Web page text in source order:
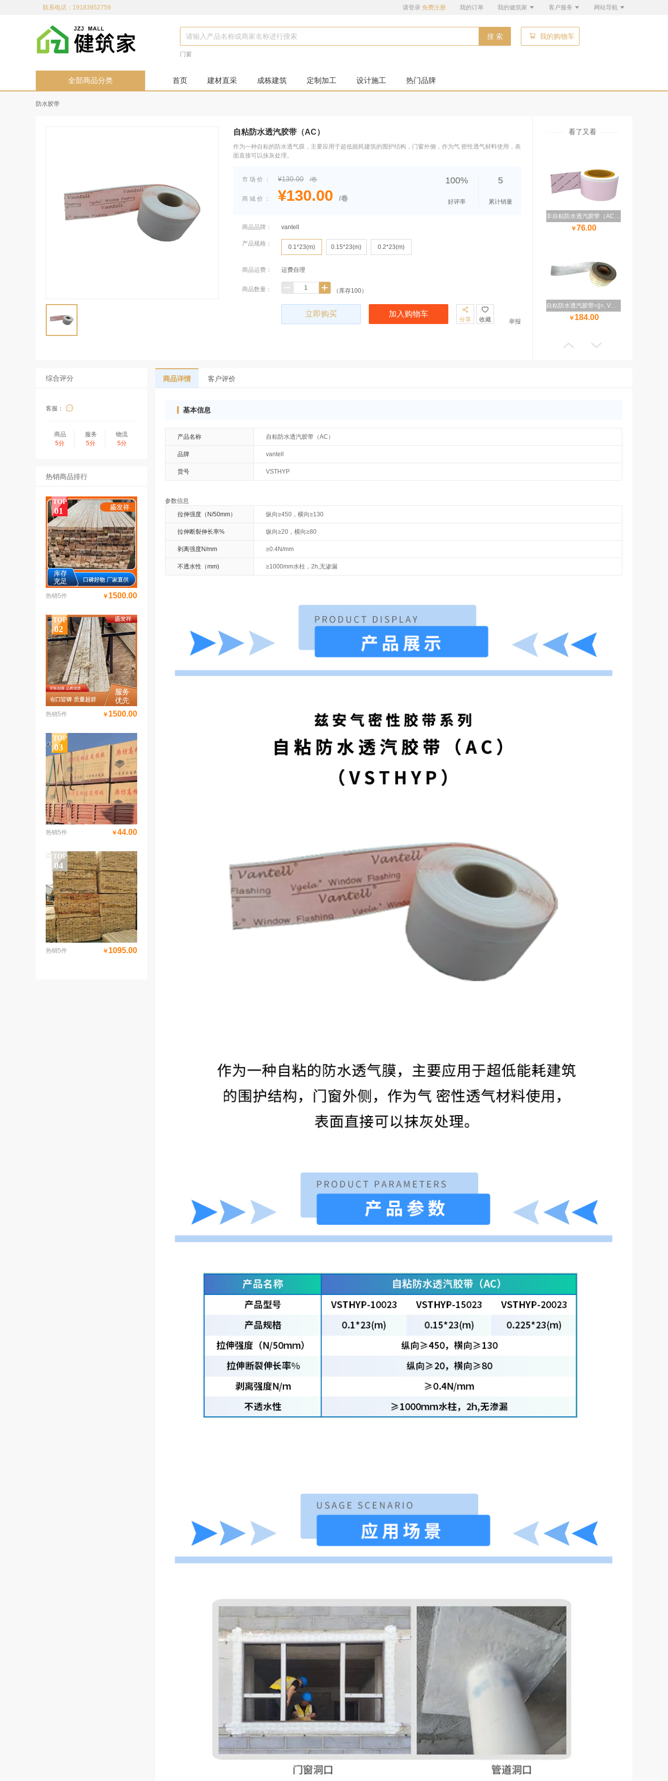
联系电话：19183952759 请登录 免费注册 我的订单 我的健筑家 客户服务 网站导航
搜 索
门窗
我的购物车
全部商品分类 首页 建材直采 成栋建筑 定制加工 设计施工 热门品牌
防水胶带
自粘防水透汽胶带（AC）
作为一种自粘的防水透气膜，主要应用于超低能耗建筑的围护结构，门窗外侧，作为气 密性透气材料使用，表
面直接可以抹灰处理。
市场价： ¥130.00 /卷
商城价： ¥130.00 /卷
100%
好评率
5
累计销量
商品品牌： vantell
产品规格： 0.1*23(m) 0.15*23(m) 0.2*23(m)
商品运费： 运费自理
商品数量： （库存100）
立即购买 加入购物车
分享 收藏 举报
看了又看
￥1546.00
￥1066.00
非自粘防水透汽胶带（AC）=||=, VSNAHP, 苏州兹安材料科技有限公司
￥76.00
自粘防水透汽胶带=||=, VWFHYP, 苏州兹安材料科技有限公司
￥ 184.00
￥184.00
￥76.00
综合评分
客服：
商品
5分
服务
5分
物流
5分
热销商品排行
盛发祥 工地用 建筑口料 不易折断 进口材南方松=||=, a26de89ea3fd1fe8b170e17a3e78bf2e10
热销5件 ￥ 1500.00
TOP
01
盛发祥 6x10 屋面耐腐蚀用 不易变形 建筑工程木方=||=, 251d5db472885d8f75f1239464d771da10
热销5件 ￥ 1500.00
TOP
02
建筑模板工程使用支模木材 盛发祥木业 厂家销售=||=, 33255cd88625989b2dcceeb692d79c8a10
热销5件 ￥44.00
TOP
03
48木方 建筑木架板 木跳板 脚手片 白松木方 盛发祥木业=||=, 08b4656dc7994c6b9c95d03c4bdd3e8610
热销5件 ￥ 1095.00
TOP
04
商品详情 客户评价
基本信息
产品名称 自粘防水透汽胶带（AC）
品牌 vantell
货号 VSTHYP
参数信息
拉伸强度（N/50mm）
纵向≥450，横向≥130
拉伸断裂伸长率% 纵向≥20，横向≥80
剥离强度N/mm ≥0.4N/mm
不透水性（mm) ≥1000mm水柱，2h,无渗漏